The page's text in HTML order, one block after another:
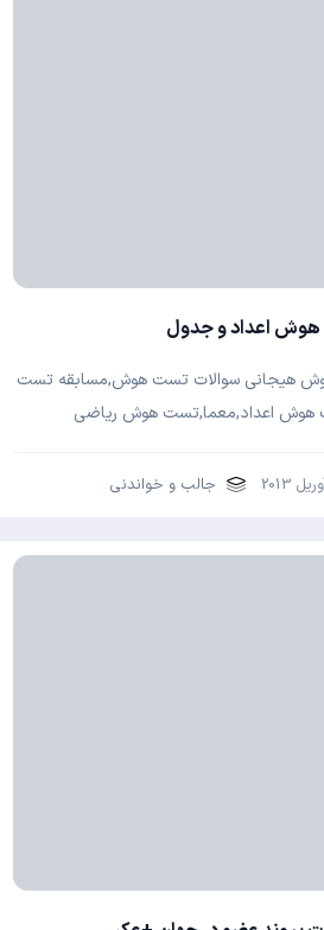
اعداد و جدول
هیجانی سوالات تست هوش,مسابقه تست
اعداد,معما,تست هوش ریاضی
جالب و خواندنی